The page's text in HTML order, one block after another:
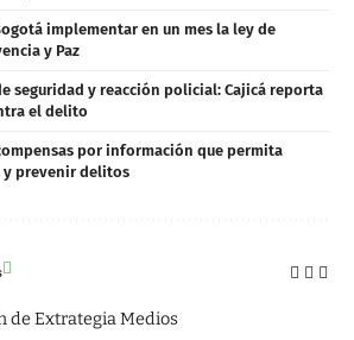
implementar en un mes la ley de
y Paz
seguridad y reacción policial: Cajicá reporta
el delito
por información que permita
y prevenir delitos
de Extrategia Medios